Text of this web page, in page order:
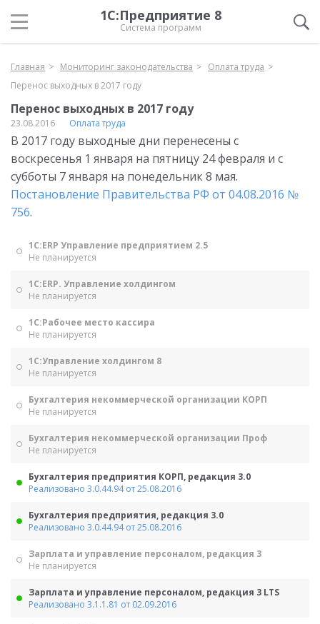
1С:Предприятие 8
Система программ
Главная Мониторинг законодательства
Оплата труда
Перенос выходных в 2017 году
Перенос выходных в 2017 году
23.08.2016 Оплата труда
В 2017 году выходные дни перенесены с
воскресенья 1 января на пятницу 24 февраля и с
субботы 7 января на понедельник 8 мая.
Постановление Правительства РФ от 04.08.2016 №
756.
1С:ERP Управление предприятием 2.5
Не планируется
1С:ERP. Управление холдингом
Не планируется
1С:Рабочее место кассира
Не планируется
1С:Управление холдингом 8
Не планируется
Бухгалтерия некоммерческой организации КОРП
Не планируется
Бухгалтерия некоммерческой организации Проф
Не планируется
Бухгалтерия предприятия КОРП, редакция 3.0
Реализовано 3.0.44.94 от 25.08.2016
Бухгалтерия предприятия, редакция 3.0
Реализовано 3.0.44.94 от 25.08.2016
Зарплата и управление персоналом, редакция 3
Не планируется
Зарплата и управление персоналом, редакция 3 LTS
Реализовано 3.1.1.81 от 02.09.2016